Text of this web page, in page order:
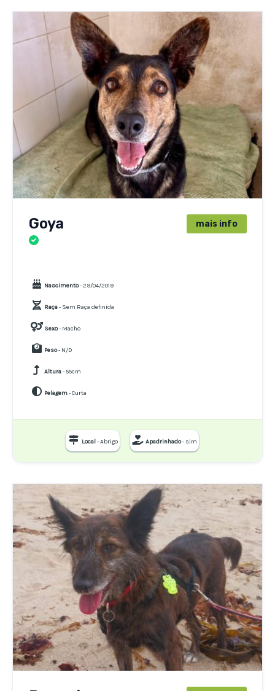
Goya mais info
Nascimento- 29/04/2019
Raça- Sem Raça definida
Sexo- Macho
Peso- N/D
Altura- 55cm
Pelagem- Curta
Local- Abrigo Apadrinhado- sim